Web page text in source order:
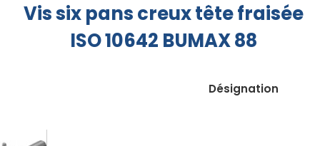
Vis six pans creux tête fraisée
ISO 10642 BUMAX 88
Désignation